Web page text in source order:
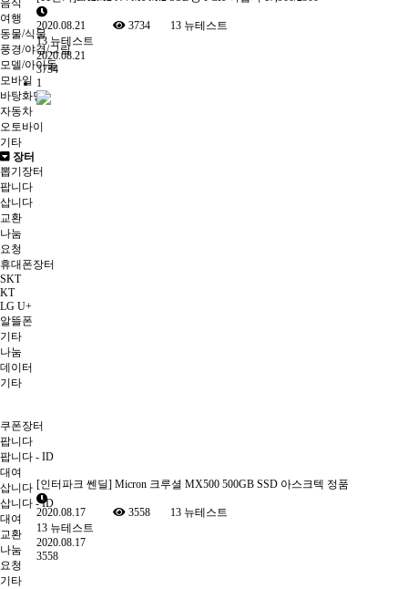
음식
여행
동물/식물
풍경/야경/그림
모델/아이돌
모바일
바탕화면
자동차
오토바이
기타
장터
뽑기장터
팝니다
삽니다
교환
나눔
요청
휴대폰장터
SKT
KT
LG U+
알뜰폰
기타
나눔
데이터
기타
쿠폰장터
팝니다
팝니다 - ID
대여
삽니다
삽니다 - ID
대여
교환
나눔
요청
기타
2020.08.21 3734 13뉴테스트
13 뉴테스트
2020.08.21
3734
1
[인터파크 쎈딜] Micron 크루셜 MX500 500GB SSD 아스크텍 정품
2020.08.17 3558 13뉴테스트
13 뉴테스트
2020.08.17
3558